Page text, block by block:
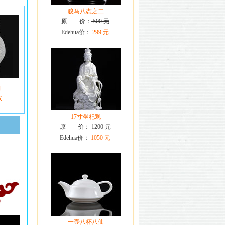
骏马八态之二
原 价：500 元
Edehua价： 299 元
17寸坐杞观
原 价：1200 元
Edehua价：
1050 元
一壶八杯八仙